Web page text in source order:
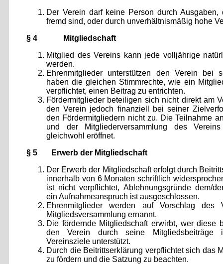
Der Verein darf keine Person durch
fremd sind, oder durch unverhältnismäßig hohe
§ 4 Mitgliedschaft
Mitglied des Vereins kann jede volljährige
werden.
Ehrenmitglieder unterstützen den Verein bei
haben die gleichen Stimmrechte, wie ein
verpflichtet, einen Beitrag zu entrichten.
Fördermitglieder beteiligen sich nicht direkt am
den Verein jedoch finanziell bei seiner
den Fördermitgliedern nicht zu. Die Teilnahme
und der Mitgliederversammlung des
gleichwohl eröffnet.
§ 5 Erwerb der Mitgliedschaft
Der Erwerb der Mitgliedschaft erfolgt durch
innerhalb von 6 Monaten schriftlich
ist nicht verpflichtet, Ablehnungsgründe dem/
ein Aufnahmeanspruch ist ausgeschlossen.
Ehrenmitglieder werden auf Vorschlag des
Mitgliedsversammlung ernannt.
Die fördernde Mitgliedschaft erwirbt, wer diese
den Verein durch seine Mitgliedsbeiträge
Vereinsziele unterstützt.
Durch die Beitrittserklärung verpflichtet sich das
zu fördern und die Satzung zu beachten.